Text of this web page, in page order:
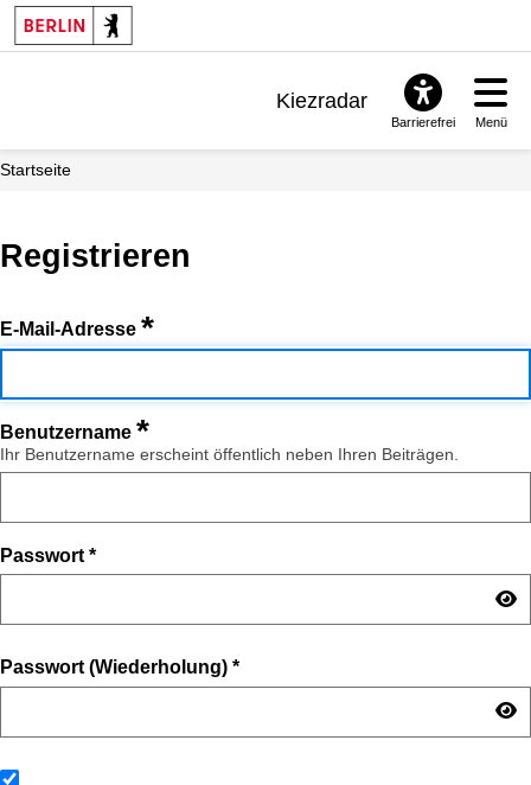
Kiezradar
Barrierefrei Menü
Startseite
Registrieren
E-Mail-Adresse *
Benutzername *
Ihr Benutzername erscheint öffentlich neben Ihren Beiträgen.
Passwort *
Passwort (Wiederholung) *